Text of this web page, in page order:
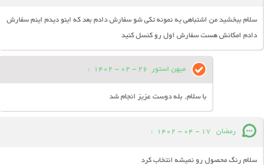
سلام ببخشید من اشتباهی یه نمونه تکی شو سفارش دادم بعد که اینو دیدم اینم سفارش
دادم امکانش هست سفارش اول رو کنسل کنید
میهن استور 26 - 02 - 1402
:
با سلام. بله دوست عزیز انجام شد
رمضان 17 - 04 - 1402
:
سلام رنگ محصول رو نمیشه انتخاب کرد